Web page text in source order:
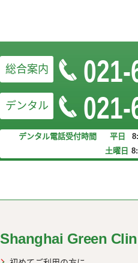
総合案内
デンタル
デンタル電話受付時間 平日
土曜日
Shanghai Green